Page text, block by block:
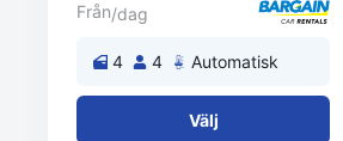
Från/dag
4 4 Automatisk
Välj